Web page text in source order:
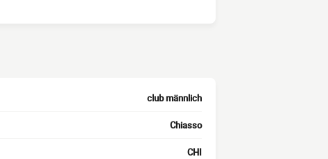
club männlich
Chiasso
CHI